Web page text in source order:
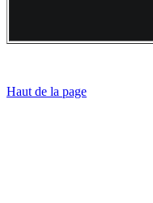
Haut de la page